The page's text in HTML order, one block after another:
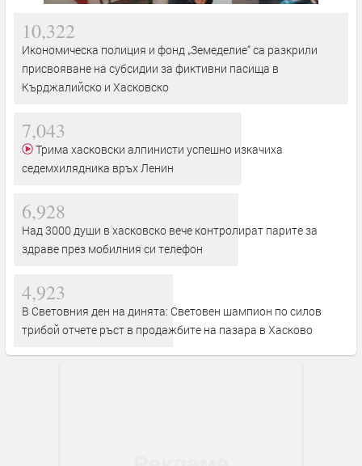
10,322
Икономическа полиция и фонд „Земеделие“ са разкрили
присвояване на субсидии за фиктивни пасища в
Кърджалийско и Хасковско
7,043
седемхилядника връх Ленин
6,928
Над 3000 души в хасковско вече контролират парите за
здраве през мобилния си телефон
4,923
В Световния ден на динята: Световен шампион по силов
трибой отчете ръст в продажбите на пазара в Хасково